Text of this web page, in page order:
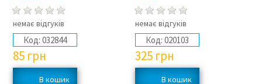
немає відгуків
Код: 032844
85 грн
немає відгуків
Код: 020103
325 грн